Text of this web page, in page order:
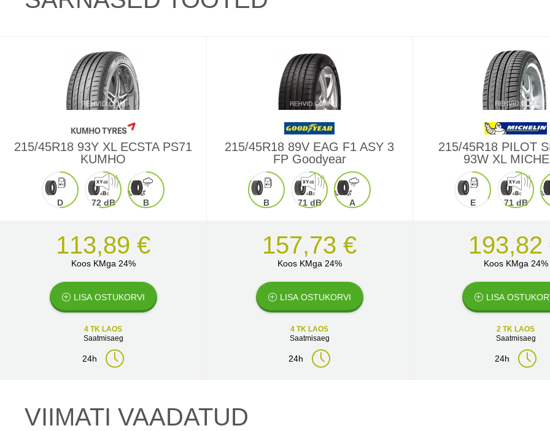
215/45R18 93Y XL ECSTA PS71
KUMHO
D 72 dB B
113,89 €
Koos KMga 24%
LISA OSTUKORVI
4 TK LAOS
Saatmisaeg
24h
215/45R18 89V EAG F1 ASY 3
FP Goodyear
B 71 dB A
157,73 €
Koos KMga 24%
LISA OSTUKORVI
4 TK LAOS
Saatmisaeg
24h
215/45R18 PILOT
93W XL
E 71 dB
193,82
Koos KMga 24%
LISA
2 TK LAOS
Saatmisaeg
24h
VIIMATI VAADATUD